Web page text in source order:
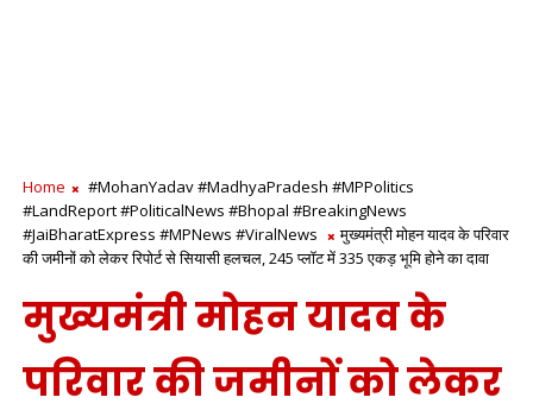
Home
#MohanYadav #MadhyaPradesh #MPPolitics
#LandReport #PoliticalNews #Bhopal #BreakingNews
#JaiBharatExpress #MPNews #ViralNews
मुख्यमंत्री मोहन यादव के परिवार
की जमीनों को लेकर रिपोर्ट से सियासी हलचल, 245 प्लॉट में 335 एकड़ भूमि होने का दावा
मुख्यमंत्री मोहन यादव के
परिवार की जमीनों को लेकर